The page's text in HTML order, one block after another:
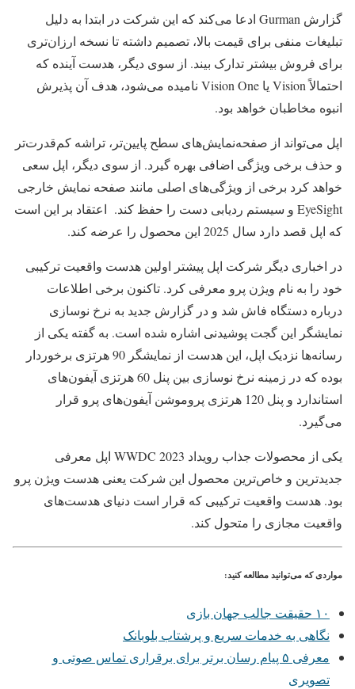
گزارش Gurman ادعا می‌کند که این شرکت در ابتدا به دلیل
تبلیغات منفی برای قیمت بالا، تصمیم داشته تا نسخه ارزان‌تری
برای فروش بیشتر تدارک بیند. از سوی دیگر، هدست آینده که
احتمالاً Vision یا Vision One نامیده می‌شود، هدف آن پذیرش
انبوه مخاطبان خواهد بود.
اپل می‌تواند از صفحه‌نمایش‌های سطح پایین‌تر، تراشه کم‌قدرت‌تر
و حذف برخی ویژگی اضافی بهره گیرد. از سوی دیگر، اپل سعی
خواهد کرد برخی از ویژگی‌های اصلی مانند صفحه نمایش خارجی
EyeSight و سیستم ردیابی دست را حفظ کند. اعتقاد بر این است
که اپل قصد دارد سال 2025 این محصول را عرضه کند.
در اخباری دیگر شرکت اپل پیشتر اولین هدست واقعیت ترکیبی
خود را به نام ویژن پرو معرفی کرد. تاکنون برخی اطلاعات
درباره دستگاه فاش شد و در گزارش جدید به نرخ نوسازی
نمایشگر این گجت پوشیدنی اشاره شده است. به گفته یکی از
رسانه‌ها نزدیک اپل، این هدست از نمایشگر 90 هرتزی برخوردار
بوده که در زمینه نرخ نوسازی بین پنل 60 هرتزی آیفون‌های
استاندارد و پنل 120 هرتزی پروموشن آیفون‌های پرو قرار
می‌گیرد.
یکی از محصولات جذاب رویداد WWDC 2023 اپل معرفی
جدیدترین و خاص‌ترین محصول این شرکت یعنی هدست ویژن پرو
بود. هدست واقعیت ترکیبی که قرار است دنیای هدست‌های
واقعیت مجازی را متحول کند.
مواردی که می‌توانید مطالعه کنید:
۱۰ حقیقت جالب جهان بازی
نگاهی به خدمات سریع و پرشتاب بلوبانک
معرفی ۵ پیام رسان برتر برای برقراری تماس صوتی و
تصویری